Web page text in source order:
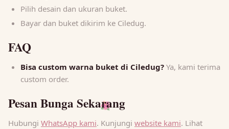
🌺
Pilih desain dan ukuran buket.
Bayar dan buket dikirim ke Ciledug.
FAQ
Bisa custom warna buket di Ciledug? Ya, kami terima
custom order.
Pesan Bunga Sekarang
Hubungi WhatsApp kami. Kunjungi website kami. Lihat